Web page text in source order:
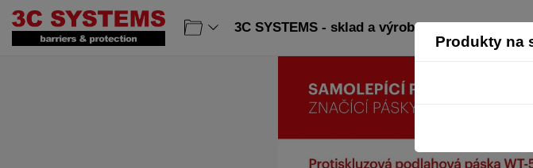
Produkty na
3C SYSTEMS - sklad a výroba: strana 60